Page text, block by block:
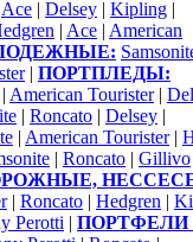
Ace | Delsey | Kipling |
| Ace | American
| ПОРТПЛЕДЫ:
| American Tourister|
| Roncato | Delsey |
| American Tourister|
| Roncato | Gillivo
| Roncato | Hedgren |
Perotti | ПОРТФЕЛИ